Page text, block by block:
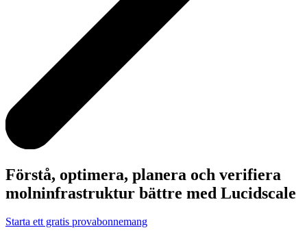
Förstå, optimera, planera och verifiera
molninfrastruktur bättre med Lucidscale
Starta ett gratis provabonnemang